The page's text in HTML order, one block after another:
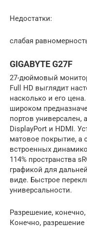
Недостатки:
слабая
GIGABYTE G27F
27-дюймовый
Full HD выглядит
насколько и его
широком
портов универсален,
DisplayPort и HDMI.
матовое покрытие, а
встроенных
114% пространства
графикой для
виде. Быстрое
универсальности.
Разрешение,
Конечно, разрешение